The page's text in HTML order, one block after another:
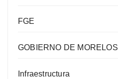
FGE
GOBIERNO DE MORELOS
Infraestructura